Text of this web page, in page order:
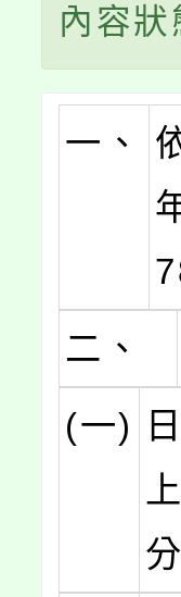
內容狀
一、
二、
(一)